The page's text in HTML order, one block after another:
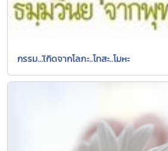
กรรม...เิกิดจากโลภะ..โทสะ..โมหะ